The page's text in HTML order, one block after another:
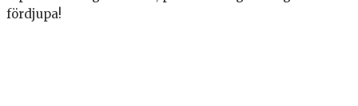
fördjupa!